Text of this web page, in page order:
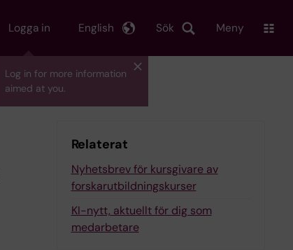
Logga in
Log in for more information
aimed at you.
Sök
English Meny
Relaterat
Nyhetsbrev för kursgivare av
forskarutbildningskurser
KI-nytt, aktuellt för dig som
medarbetare